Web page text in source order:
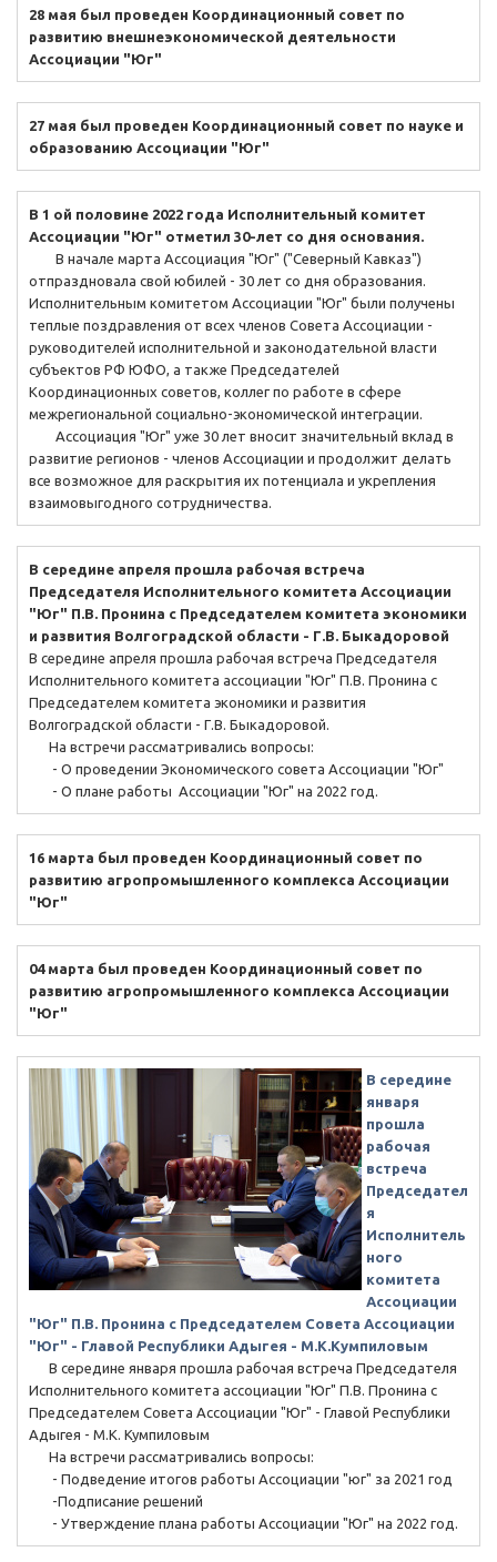
28 мая был проведен Координационный совет по
развитию внешнеэкономической деятельности
Ассоциации "Юг"
27 мая был проведен Координационный совет по науке и
образованию Ассоциации "Юг"
В 1 ой половине 2022 года Исполнительный комитет
Ассоциации "Юг" отметил 30-лет со дня основания.
В начале марта Ассоциация "Юг" ("Северный Кавказ")
отпраздновала свой юбилей - 30 лет со дня образования.
Исполнительным комитетом Ассоциации "Юг" были получены
теплые поздравления от всех членов Совета Ассоциации -
руководителей исполнительной и законодательной власти
субъектов РФ ЮФО, а также Председателей
Координационных советов, коллег по работе в сфере
межрегиональной социально-экономической интеграции.
Ассоциация "Юг" уже 30 лет вносит значительный вклад в
развитие регионов - членов Ассоциации и продолжит делать
все возможное для раскрытия их потенциала и укрепления
взаимовыгодного сотрудничества.
В середине апреля прошла рабочая встреча
Председателя Исполнительного комитета Ассоциации
"Юг" П.В. Пронина с Председателем комитета экономики
и развития Волгоградской области - Г.В. Быкадоровой
В середине апреля прошла рабочая встреча Председателя
Исполнительного комитета ассоциации "Юг" П.В. Пронина с
Председателем комитета экономики и развития
Волгоградской области - Г.В. Быкадоровой.
На встречи рассматривались вопросы:
- О проведении Экономического совета Ассоциации "Юг"
- О плане работы Ассоциации "Юг" на 2022 год.
16 марта был проведен Координационный совет по
развитию агропромышленного комплекса Ассоциации
"Юг"
04 марта был проведен Координационный совет по
развитию агропромышленного комплекса Ассоциации
"Юг"
В середине
января
прошла
рабочая
встреча
Председател
я
Исполнитель
ного
комитета
Ассоциации
"Юг" П.В. Пронина с Председателем Совета Ассоциации
"Юг" - Главой Республики Адыгея - М.К.Кумпиловым
В середине января прошла рабочая встреча Председателя
Исполнительного комитета ассоциации "Юг" П.В. Пронина с
Председателем Совета Ассоциации "Юг" - Главой Республики
Адыгея - М.К. Кумпиловым
На встречи рассматривались вопросы:
- Подведение итогов работы Ассоциации "юг" за 2021 год
-Подписание решений
- Утверждение плана работы Ассоциации "Юг" на 2022 год.